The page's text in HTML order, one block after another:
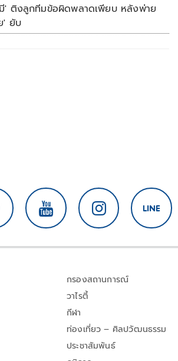
' ติงลูกทีมข้อผิดพลาดเพียบ หลังพ่าย
' ยับ
กรองสถานการณ์
วาไรตี้
กีฬา
ท่องเที่ยว – ศิลปวัฒนธรรม
ประชาสัมพันธ์